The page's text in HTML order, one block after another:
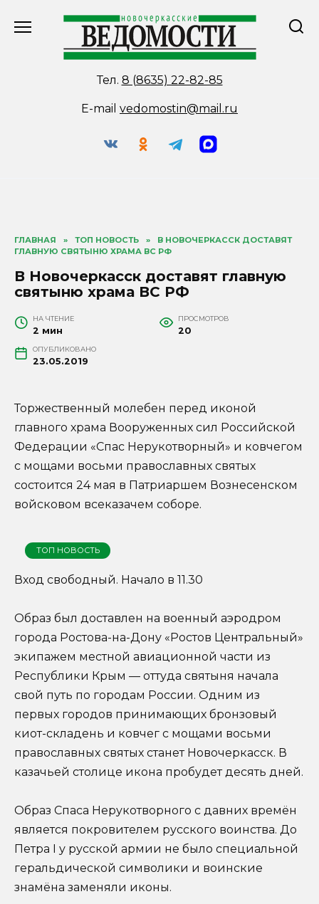
Тел. 8 (8635) 22-82-85
E-mail vedomostin@mail.ru
ГЛАВНАЯ » ТОП НОВОСТЬ »
В НОВОЧЕРКАССК ДОСТАВЯТ
ГЛАВНУЮ СВЯТЫНЮ ХРАМА ВС РФ
В Новочеркасск доставят главную
святыню храма ВС РФ
НА ЧТЕНИЕ
2 мин
ПРОСМОТРОВ
20
ОПУБЛИКОВАНО
23.05.2019
Торжественный молебен перед иконой
главного храма Вооруженных сил Российской
Федерации «Спас Нерукотворный» и ковчегом
с мощами восьми православных святых
состоится 24 мая в Патриаршем Вознесенском
войсковом всеказачем соборе.
ТОП НОВОСТЬ
Вход свободный. Начало в 11.30
Образ был доставлен на военный аэродром
города Ростова-на-Дону «Ростов Центральный»
экипажем местной авиационной части из
Республики Крым — оттуда святыня начала
свой путь по городам России. Одним из
первых городов принимающих бронзовый
киот-складень и ковчег с мощами восьми
православных святых станет Новочеркасск. В
казачьей столице икона пробудет десять дней.
Образ Спаса Нерукотворного с давних времён
является покровителем русского воинства. До
Петра I у русской армии не было специальной
геральдической символики и воинские
знамёна заменяли иконы.